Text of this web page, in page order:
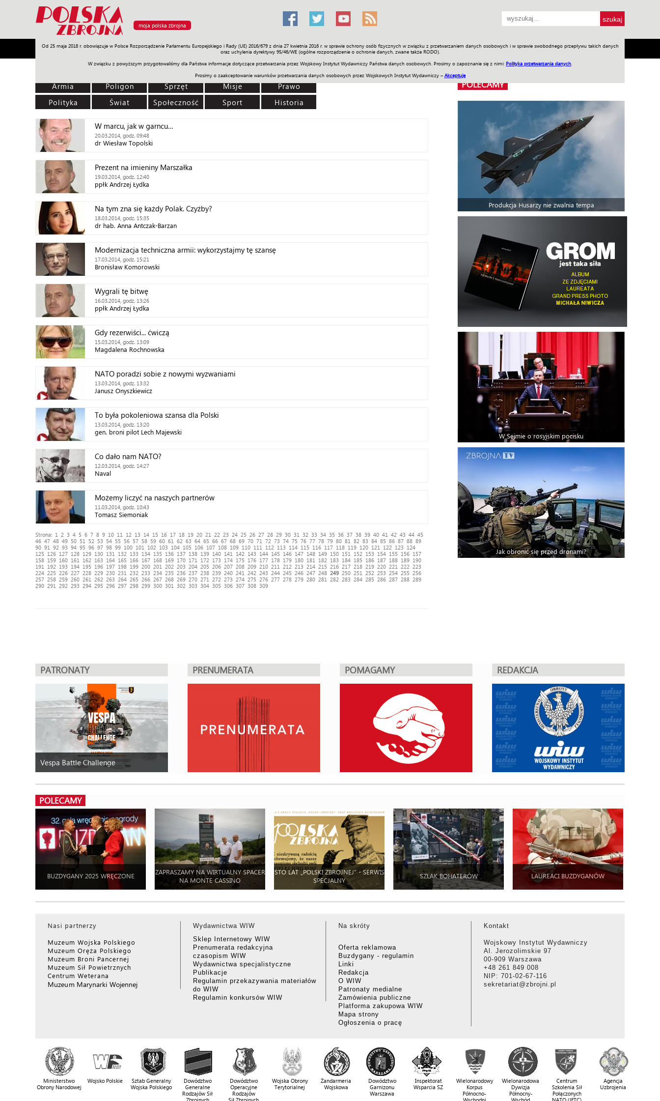
moja polska zbrojna
Od 25 maja 2018 r. obowiązuje w Polsce Rozporządzenie Parlamentu Europejskiego i Rady (UE) 2016/679 z dnia 27 kwietnia 2016 r. w sprawie ochrony osób fizycznych w związku z przetwarzaniem danych osobowych i w sprawie swobodnego przepływu takich danych
oraz uchylenia dyrektywy 95/46/WE (ogólne rozporządzenie o ochronie danych, zwane także RODO).
W związku z powyższym przygotowaliśmy dla Państwa informacje dotyczące przetwarzania przez Wojskowy Instytut Wydawniczy Państwa danych osobowych. Prosimy o zapoznanie się z nimi: Polityka przetwarzania danych
Prosimy o zaakceptowanie warunków przetwarzania danych osobowych przez Wojskowych Instytut Wydawniczy – Akceptuję
Armia Poligon Sprzęt Misje Polityka Prawo Świat Społeczność Sport Historia Galerie Wideo ENGLISH SKLEP Jednodniówki Praca w WIW
Armia Poligon Sprzęt Misje
Prawo
Polityka
Świat Społeczność Sport Historia
W marcu, jak w garncu…
20.03.2014, godz. 09:48
dr Wiesław Topolski
Prezent na imieniny Marszałka
19.03.2014, godz. 12:40
ppłk Andrzej Łydka
Na tym zna się każdy Polak. Czyżby?
18.03.2014, godz. 15:35
dr hab. Anna Antczak-Barzan
Modernizacja techniczna armii: wykorzystajmy tę szansę
17.03.2014, godz. 15:21
Bronisław Komorowski
Wygrali tę bitwę
16.03.2014, godz. 13:26
ppłk Andrzej Łydka
Gdy rezerwiści... ćwiczą
15.03.2014, godz. 13:09
Magdalena Rochnowska
NATO poradzi sobie z nowymi wyzwaniami
13.03.2014, godz. 13:32
Janusz Onyszkiewicz
To była pokoleniowa szansa dla Polski
13.03.2014, godz. 13:20
gen. broni pilot Lech Majewski
Co dało nam NATO?
12.03.2014, godz. 14:27
Naval
Możemy liczyć na naszych partnerów
11.03.2014, godz. 10:43
Tomasz Siemoniak
Strona: 1 2 3 4 5 6 7 8 9 10 11 12 13 14 15 16 17 18 19 20 21 22 23 24 25 26 27 28 29 30 31 32 33 34 35 36 37 38 39 40 41 42 43 44 45
46 47 48 49 50 51 52 53 54 55 56 57 58 59 60 61 62 63 64 65 66 67 68 69 70 71 72 73 74 75 76 77 78 79 80 81 82 83 84 85 86 87 88 89
90 91 92 93 94 95 96 97 98 99 100 101 102 103 104 105 106 107 108 109 110 111 112 113 114 115 116 117 118 119 120 121 122 123
124
125
126 127 128 129 130 131 132 133 134 135 136 137 138 139 140 141 142 143 144 145 146 147 148 149 150 151 152 153 154 155 156 157
158 159 160 161 162 163 164 165 166 167 168 169 170 171 172 173 174 175 176 177 178 179 180 181 182 183 184 185 186 187 188 189 190
191
192 193 194 195 196 197 198 199 200 201 202 203 204 205 206 207 208 209 210 211 212 213 214 215 216 217 218 219 220 221 222
223
224 225 226 227 228 229 230 231 232 233 234 235 236 237 238 239 240 241 242 243 244 245 246 247 248 249 250 251 252 253 254 255
256
257 258 259 260 261 262 263 264 265 266 267 268 269 270 271 272 273 274 275 276 277 278 279 280 281 282 283 284 285 286 287 288 289
290 291 292 293 294 295 296 297 298 299 300 301 302 303 304 305 306 307 308 309
POLECAMY
Produkcja Husarzy nie zwalnia tempa
W Sejmie o rosyjskim pocisku
Jak obronić się przed dronami?
PATRONATY
Vespa Battle Challenge
PRENUMERATA POMAGAMY REDAKCJA
POLECAMY
BUZDYGANY 2025 WRĘCZONE
ZAPRASZAMY NA WIRTUALNY SPACER
NA MONTE CASSINO
STO LAT „POLSKI ZBROJNEJ” - SERWIS
SPECJALNY
SZLAK BOHATERÓW LAUREACI BUZDYGANÓW
Nasi partnerzy
Muzeum Wojska Polskiego
Muzeum Oręża Polskiego
Muzeum Broni Pancernej
Muzeum Sił Powietrznych
Centrum Weterana
Muzeum Marynarki Wojennej
Wydawnictwa WIW
Sklep Internetowy WIW
Prenumerata redakcyjna
czasopism WIW
Wydawnictwa specjalistyczne
Publikacje
Regulamin przekazywania materiałów
do WIW
Regulamin konkursów WIW
Na skróty
Oferta reklamowa
Buzdygany - regulamin
Linki
Redakcja
O WIW
Patronaty medialne
Zamówienia publiczne
Platforma zakupowa WIW
Mapa strony
Ogłoszenia o pracę
Kontakt
Wojskowy Instytut Wydawniczy
Al. Jerozolimskie 97
00-909 Warszawa
+48 261 849 008
NIP: 701-02-67-116
sekretariat@zbrojni.pl
Ministerstwo
Obrony Narodowej
Wojsko Polskie
Sztab Generalny
Wojska Polskiego
Dowództwo
Generalne
Rodzajów Sił
Dowództwo
Operacyjne
Rodzajów
Wojska Obrony
Terytorialnej
Żandarmeria
Wojskowa
Dowództwo
Garnizonu
Warszawa
Inspektorat
Wsparcia SZ
Wielonarodowy
Korpus
Północno-
Wielonarodowa
Dywizja
Północny-
Centrum
Szkolenia Sił
Połączonych
Agencja
Uzbrojenia